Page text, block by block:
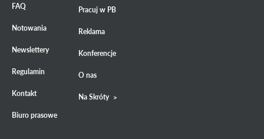
FAQ
Notowania
Newslettery
Regulamin
Kontakt
Biuro prasowe
Pracuj w PB
Reklama
Konferencje
O nas
Na Skróty